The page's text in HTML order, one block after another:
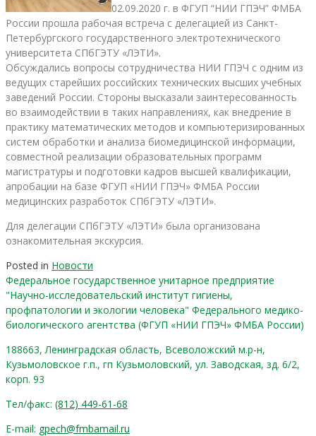
02.09.2020 г. в ФГУП “НИИ ГПЭЧ” ФМБА
России прошла рабочая встреча с делегацией из Санкт-
Петербургского государственного электротехнического
университета СПбГЭТУ «ЛЭТИ».
Обсуждались вопросы сотрудничества НИИ ГПЭЧ с одним из
ведущих старейших российских технических высших учебных
заведений России. Стороны высказали заинтересованность
во взаимодействии в таких направлениях, как внедрение в
практику математических методов и компьютеризированных
систем обработки и анализа биомедицинской информации,
совместной реализации образовательных программ
магистратуры и подготовки кадров высшей квалификации,
апробации на базе ФГУП «НИИ ГПЭЧ» ФМБА России
медицинских разработок СПбГЭТУ «ЛЭТИ».
Для делегации СПбГЭТУ «ЛЭТИ» была организована
ознакомительная экскурсия.
Posted in Новости
Федеральное государственное унитарное предприятие
"Научно-исследовательский институт гигиены,
профпатологии и экологии человека" Федерального медико-
биологического агентства (ФГУП «НИИ ГПЭЧ» ФМБА России)
188663, Ленинградская область, Всеволожский м.р-н,
Кузьмоловское г.п., гп Кузьмоловский, ул. Заводская, зд. 6/2,
корп. 93
Тел/факс: (812) 449-61-68
E-mail: gpech@fmbamail.ru